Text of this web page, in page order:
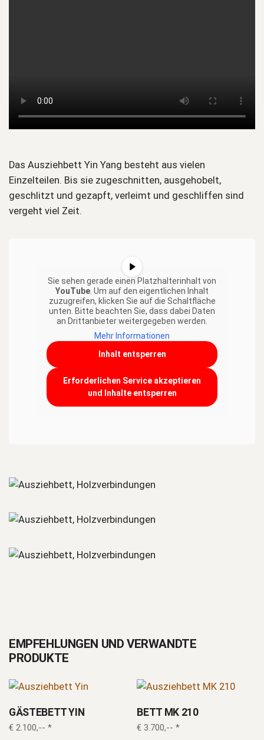
Das Ausziehbett Yin Yang besteht aus vielen
Einzelteilen. Bis sie zugeschnitten, ausgehobelt,
geschlitzt und gezapft, verleimt und geschliffen sind
vergeht viel Zeit.
Sie sehen gerade einen Platzhalterinhalt von
YouTube. Um auf den eigentlichen Inhalt
zuzugreifen, klicken Sie auf die Schaltfläche
unten. Bitte beachten Sie, dass dabei Daten
an Drittanbieter weitergegeben werden.
Mehr Informationen
Inhalt entsperren
Erforderlichen Service akzeptieren
und Inhalte entsperren
EMPFEHLUNGEN UND VERWANDTE
PRODUKTE
GÄSTEBETT YIN
€ 2.100,-- *
BETT MK 210
€ 3.700,-- *